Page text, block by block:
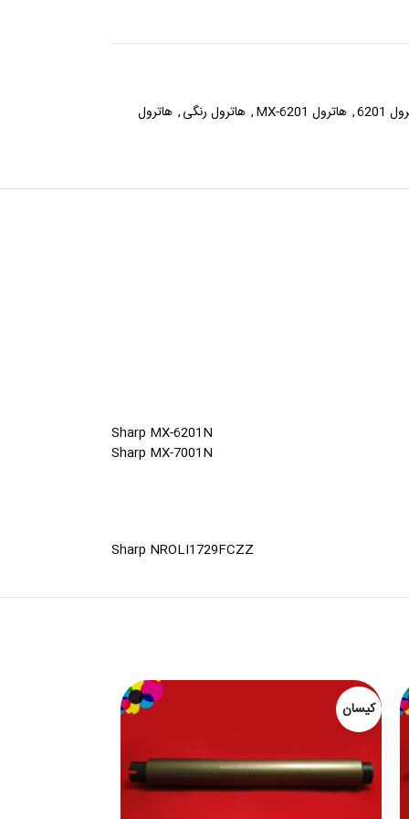
6201
, هاترول MX-6201 , هاترول رنگی, هاترول
Sharp MX-6201N
Sharp MX-7001N
Sharp NROLI1729FCZZ
کیسان